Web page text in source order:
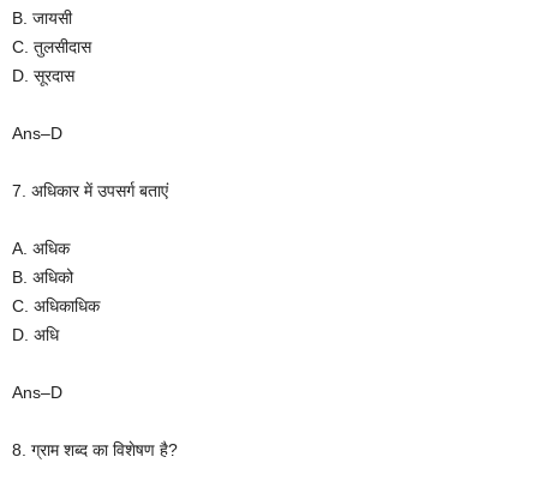
B. जायसी
C. तुलसीदास
D. सूरदास
Ans–D
7. अधिकार में उपसर्ग बताएं
A. अधिक
B. अधिको
C. अधिकाधिक
D. अधि
Ans–D
8. ग्राम शब्द का विशेषण है?